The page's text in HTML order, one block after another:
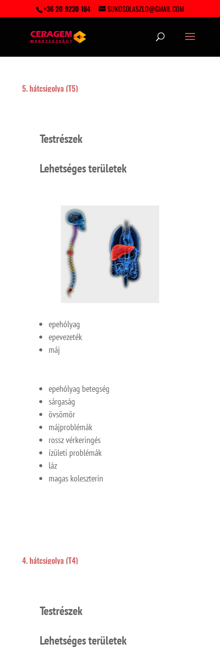
+36 20 9230 184 SUKOSDLASZLO@GMAIL.COM
5. hátcsigolya (T5)
Testrészek
Lehetséges területek
epehólyag
epevezeték
máj
epehólyag betegség
sárgaság
övsömör
májproblémák
rossz vérkeringés
ízületi problémák
láz
magas koleszterin
4. hátcsigolya (T4)
Testrészek
Lehetséges területek